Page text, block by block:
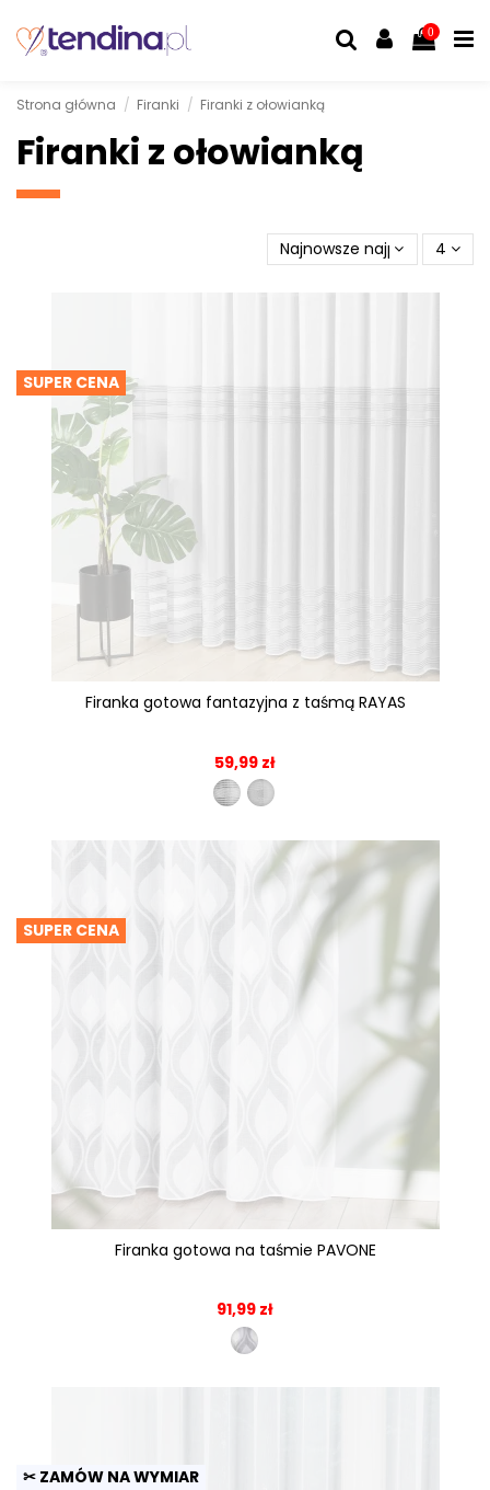
0
Strona główna Firanki Firanki z ołowianką
Firanki z ołowianką
Najnowsze najpierw 4
SUPER CENA
Firanka gotowa fantazyjna z taśmą RAYAS
59,99 zł
SUPER CENA
Firanka gotowa na taśmie PAVONE
91,99 zł
✂ ZAMÓW NA WYMIAR